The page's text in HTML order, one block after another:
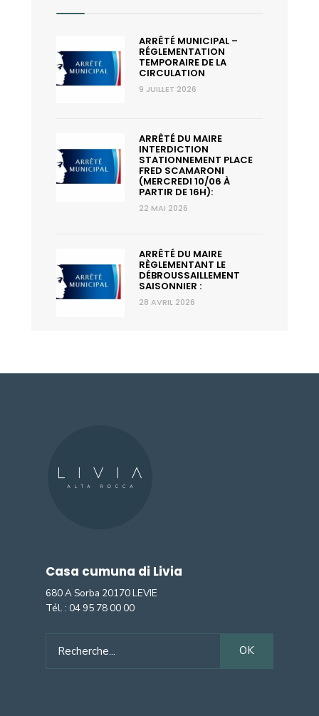
ARRÊTÉ MUNICIPAL –
RÉGLEMENTATION
TEMPORAIRE DE LA
CIRCULATION
9 JUILLET 2026
ARRÊTÉ DU MAIRE
INTERDICTION
STATIONNEMENT PLACE
FRED SCAMARONI
(MERCREDI 10/06 À
PARTIR DE 16H):
22 MAI 2026
ARRÊTÉ DU MAIRE
RÈGLEMENTANT LE
DÉBROUSSAILLEMENT
SAISONNIER :
28 AVRIL 2026
Casa cumuna di Livia
680 A Sorba 20170 LEVIE
Tél. : 04 95 78 00 00
for:
OK